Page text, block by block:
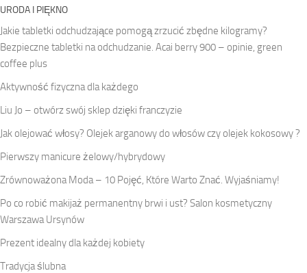
URODA I PIĘKNO
Jakie tabletki odchudzające pomogą zrzucić zbędne kilogramy?
Bezpieczne tabletki na odchudzanie. Acai berry 900 – opinie, green
coffee plus
Aktywność fizyczna dla każdego
Liu Jo – otwórz swój sklep dzięki franczyzie
Jak olejować włosy? Olejek arganowy do włosów czy olejek kokosowy ?
Pierwszy manicure żelowy/hybrydowy
Zrównoważona Moda – 10 Pojęć, Które Warto Znać. Wyjaśniamy!
Po co robić makijaż permanentny brwi i ust? Salon kosmetyczny
Warszawa Ursynów
Prezent idealny dla każdej kobiety
Tradycja ślubna